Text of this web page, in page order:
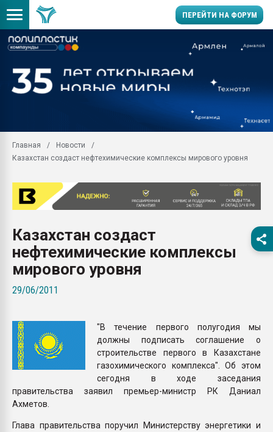
ПЕРЕЙТИ НА ФОРУМ
производство SPC
заводу пластмасс"
Подмосковье, Москва
28.07.2026
28.07.2026
ПЕРЕЙТИ НА
Главная
Новости
Казахстан создаст нефтехимические комплексы мирового уровня
Казахстан создаст
нефтехимические комплексы
мирового уровня
29/06/2011
"В течение первого полугодия мы
должны подписать соглашение о
строительстве первого в Казахстане
газохимического комплекса". Об этом
сегодня в ходе заседания
правительства заявил премьер-министр РК Даниал
Ахметов.
Глава правительства поручил Министерству энергетики и